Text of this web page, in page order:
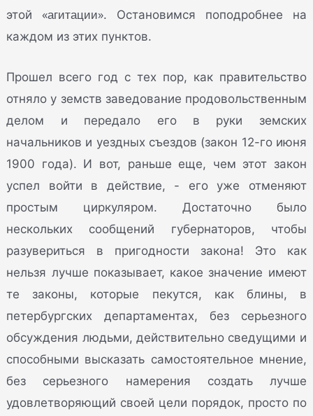
этой«агитации». Остановимся поподробнее на
каждом из этих пунктов.
Прошел всего год с тех пор, как правительство
отняло у земств заведование продовольственным
делом и передало его в руки земских
начальников и уездных съездов (закон 12-го июня
1900 года). И вот, раньше еще, чем этот закон
успел войти в действие, - его уже отменяют
простым циркуляром. Достаточно было
нескольких сообщений губернаторов, чтобы
разувериться в пригодности закона! Это как
нельзя лучше показывает, какое значение имеют
те законы, которые пекутся, как блины, в
петербургских департаментах, без серьезного
обсуждения людьми, действительно сведущими и
способными высказать самостоятельное мнение,
без серьезного намерения создать лучше
удовлетворяющий своей цели порядок, просто по